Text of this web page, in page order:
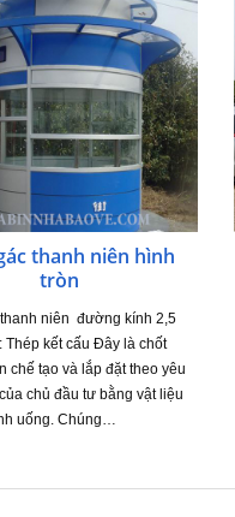
thanh niên hình
tròn
niên đường kính 2,5
Thép kết cấu Đây là chốt
chế tạo và lắp đặt theo yêu
chủ đầu tư bằng vật liệu
uống. Chúng…